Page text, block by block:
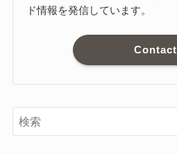
ド情報を発信しています。
Contact